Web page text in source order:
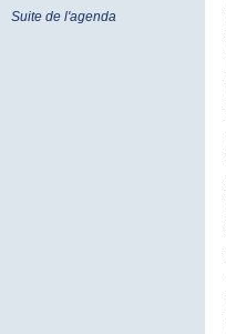
Suite de l'agenda